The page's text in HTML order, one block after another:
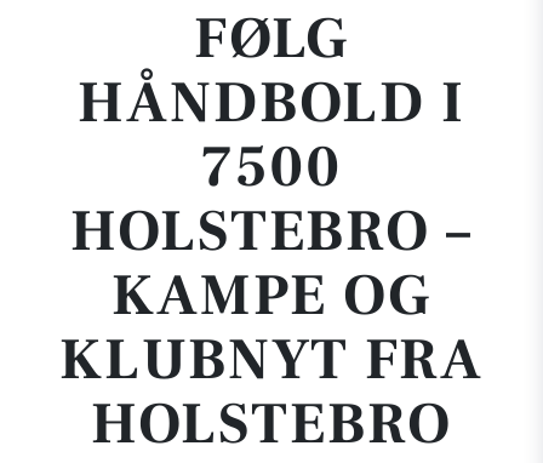
FØLG
HÅNDBOLD I
7500
HOLSTEBRO –
KAMPE OG
KLUBNYT FRA
HOLSTEBRO